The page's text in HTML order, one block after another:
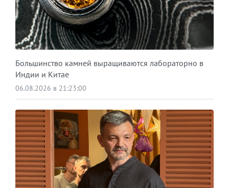
Большинство камней выращиваются лабораторно в
Индии и Китае
06.08.2026 в 21:23:00